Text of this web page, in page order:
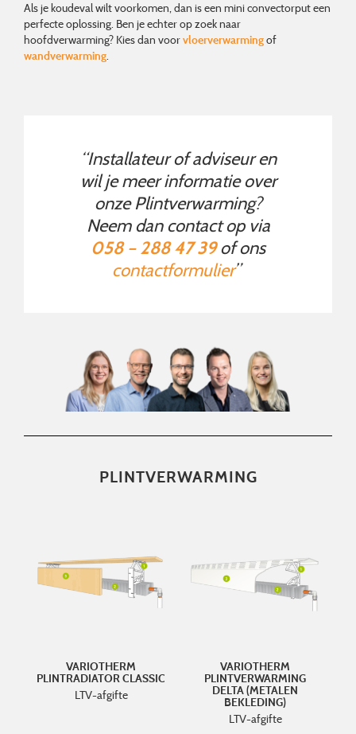
Als je koudeval wilt voorkomen, dan is een mini convectorput een
perfecte oplossing. Ben je echter op zoek naar
hoofdverwarming? Kies dan voorvloerverwarmingof
wandverwarming.
“Installateur of adviseur en
wil je meer informatie over
onze Plintverwarming?
Neem dan contact op via
058 – 288 47 39of ons
contactformulier”
PLINTVERWARMING
VARIOTHERM
PLINTRADIATOR CLASSIC
LTV-afgifte
VARIOTHERM
PLINTVERWARMING
DELTA (METALEN
BEKLEDING)
LTV-afgifte